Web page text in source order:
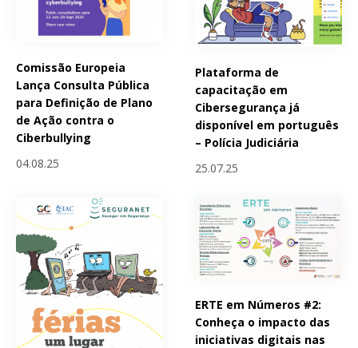
Comissão Europeia
Lança Consulta Pública
para Definição de Plano
de Ação contra o
Ciberbullying
04.08.25
Plataforma de
capacitação em
Cibersegurança já
disponível em português
– Polícia Judiciária
25.07.25
ERTE em Números #2:
Conheça o impacto das
iniciativas digitais nas